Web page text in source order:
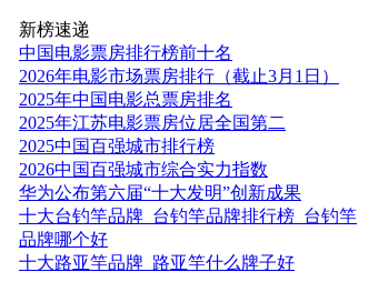
新榜速递
中国电影票房排行榜前十名
2026年电影市场票房排行（截止3月1日）
2025年中国电影总票房排名
2025年江苏电影票房位居全国第二
2025中国百强城市排行榜
2026中国百强城市综合实力指数
华为公布第六届“十大发明”创新成果
十大台钓竿品牌_台钓竿品牌排行榜_台钓竿
品牌哪个好
十大路亚竿品牌_路亚竿什么牌子好